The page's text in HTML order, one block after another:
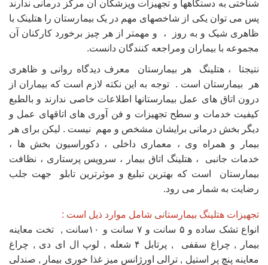
شناختی به دستگاهها و تجهیزات وپزشکان آن مرکز درمانی ندارند
پس می توان یکی از شاخصهای مهم در یک بیمارستان را هتلینک با
ظاهری شیک و به روز ، و مهمتر از هر چیز برخورد کارکنان آن
مجموعه با بیماران ومراجعه کنندگان دانست.
نتیجتا ، هتلینگ هر بیمارستان معرف دیدگاه روانی و ظاهری
هر بیمارستان است . توجه به این نکته لازم است که بیماران از
درون اتاق های عمل بیمارستانها اطلاعات خاصی ندارند و بالطبع
کیفیت خدمات و سطح تجهیزات و فن آوری های اتاقهای عمل و
دیگر بخش درمانی برایشان مشخص و مهم نیست . لیکن برای هر
بیمار و همراه وی ، معماری داخلی ، دکوراسیون بخش ها ،
خدمات جانبی ، هتلینگ اتاق بیمار ، سرویس پرستاری ، نظافت
بیمارستان است که بهترین تبلیغ و موثرترین تابلو جهت جلب
رضایت به شمار می رود.
تجهیزات هتلینگ بیمارستانی شامل موارد ذیل است :
انواع تشک ساده و ۵ سانت و ۷ سانت و ۱۰سانت , تخت معاینه
بیمار , چراغ سقفی , پرتابل ۴ شعله , لوپ ال ای دی , چراغ
معاینه پنچ پر استیل , ترالی اورژانس میز غذا خوری بیمار , صندلی